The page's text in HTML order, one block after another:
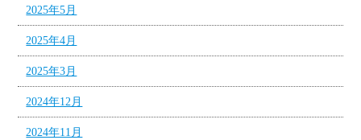
2025年5月
2025年4月
2025年3月
2024年12月
2024年11月